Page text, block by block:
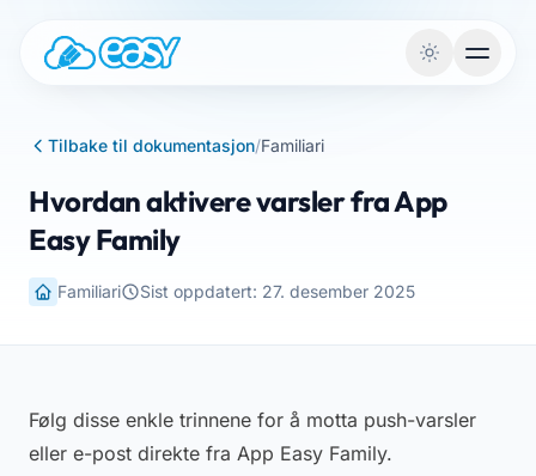
Tilbake til dokumentasjon/Familiari
Hvordan aktivere varsler fra App
Easy Family
Familiari Sist oppdatert: 27. desember 2025
Følg disse enkle trinnene for å motta push-varsler
eller e-post direkte fra App Easy Family.